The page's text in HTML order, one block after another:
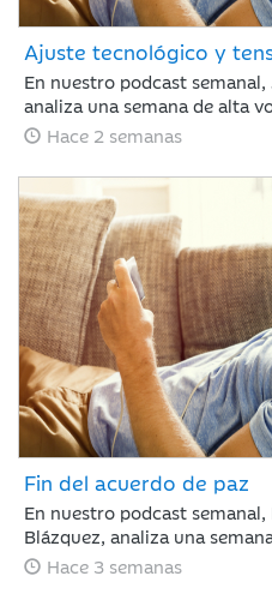
Ajuste tecnológico y
En nuestro podcast
analiza una semana de alta
repunte del crudo Brent
inteligencia artificial. A
estadounidense supera las
inflación en EE. UU.
Hace 2 semanas
Fin del acuerdo de paz
En nuestro podcast
Blázquez, analiza una
inesperado de la tensión
Hace 3 semanas